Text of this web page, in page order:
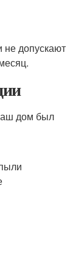
не допускают
дом был